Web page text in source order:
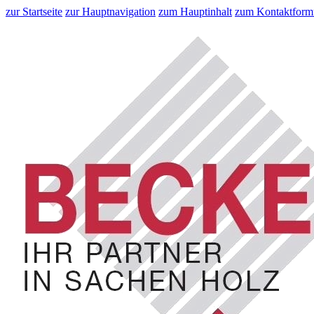
zur Startseite zur Hauptnavigation zum Hauptinhalt zum